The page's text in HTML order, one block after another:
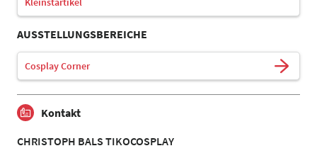
AUSSTELLUNGSBEREICHE
Cosplay Corner
Kontakt
CHRISTOPH BALS TIKOCOSPLAY